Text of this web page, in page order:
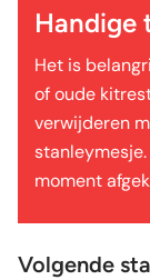
Handige
Het is
of oude
verwijderen
moment
Volgende